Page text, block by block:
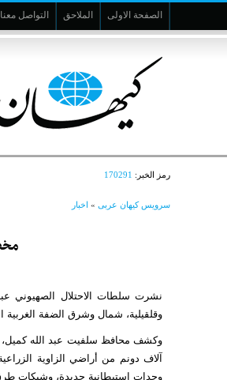
الصفحة الاولى الملاحق التواصل معنا
رمز الخبر: 170291
سرویس کیهان عربی » اخبار
مخطط
نشرت سلطات الاحتلال الصهيوني
وقلقيلية، شمال وشرق الضفة الغربية
آلاف دونم من أراضي الزاوية
وحدات استيطانية جديدة، وشبكات